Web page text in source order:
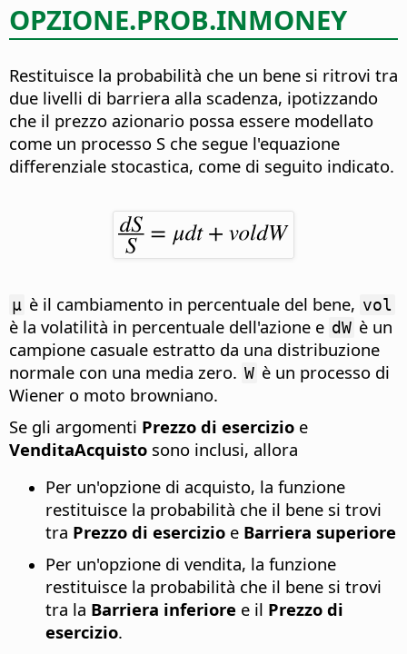
OPZIONE.PROB.INMONEY
Restituisce la probabilità che un bene si ritrovi tra
due livelli di barriera alla scadenza, ipotizzando
che il prezzo azionario possa essere modellato
come un processo S che segue l'equazione
differenziale stocastica, come di seguito indicato.
µ è il cambiamento in percentuale del bene, vol
è la volatilità in percentuale dell'azione e dW è un
campione casuale estratto da una distribuzione
normale con una media zero. W è un processo di
Wiener o moto browniano.
Se gli argomenti Prezzo di esercizio e
VenditaAcquisto sono inclusi, allora
Per un'opzione di acquisto, la funzione
restituisce la probabilità che il bene si trovi
tra Prezzo di esercizio e Barriera superiore
Per un'opzione di vendita, la funzione
restituisce la probabilità che il bene si trovi
tra la Barriera inferiore e il Prezzo di
esercizio.